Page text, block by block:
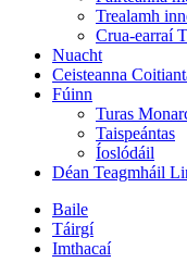
Trealamh
Crua-earraí
Nuacht
Ceisteanna
Fúinn
Turas
Taispeántas
Íoslódáil
Déan Teagmháil
Baile
Táirgí
Imthacaí